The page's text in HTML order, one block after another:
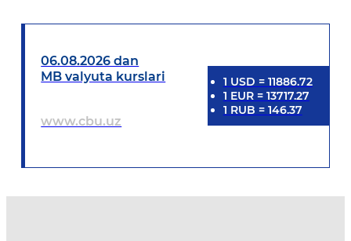
06.08.2026 dan
MB valyuta kurslari
www.cbu.uz
1 USD = 11886.72
1 EUR= 13717.27
1 RUB = 146.37